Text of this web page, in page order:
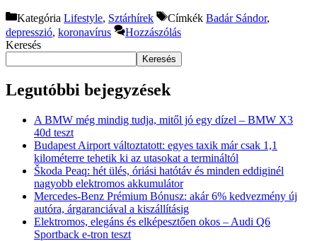
Kategória Lifestyle, Sztárhírek Címkék Badár Sándor,
depresszió, koronavírus
Hozzászólás
Keresés
Keresés
Legutóbbi bejegyzések
A BMW még mindig tudja, mitől jó egy dízel – BMW X3
40d teszt
Budapest Airport változtatott: egyes taxik már csak 1,1
kilométerre tehetik ki az utasokat a termináltól
Škoda Peaq: hét ülés, óriási hatótáv és minden eddiginél
nagyobb elektromos akkumulátor
Mercedes-Benz Prémium Bónusz: akár 6% kedvezmény új
autóra, árgaranciával a kiszállításig
Elektromos, elegáns és elképesztően okos – Audi Q6
Sportback e-tron teszt